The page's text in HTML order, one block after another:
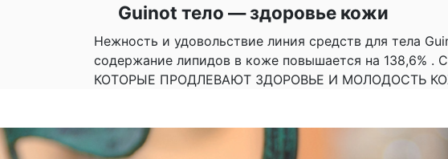
Guinot тело — здоровье кожи
Нежность и удовольствие линия средств для тела
содержание липидов в коже повышается на 138,6%
КОТОРЫЕ ПРОДЛЕВАЮТ ЗДОРОВЬЕ И МОЛОДОСТЬ